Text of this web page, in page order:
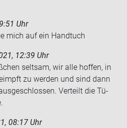
Uhr
mich auf ein Hand­tuch
12:39 Uhr
selt­sam, wir alle hof­fen, in
zu wer­den und sind dann
Ver­teilt die Tü­
08:17 Uhr